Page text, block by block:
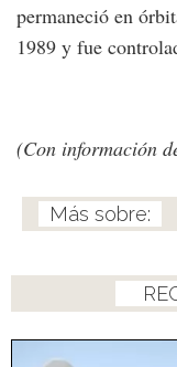
permaneció en
1989 y fue
(Con información